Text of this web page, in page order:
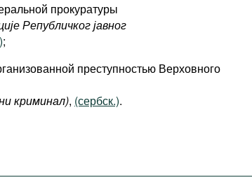
прокуратуры
Републичког јавног
;
преступностью Верховного
криминал), (сербск.).